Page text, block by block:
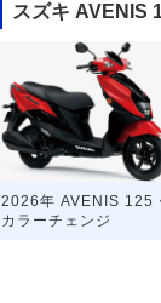
スズキ AVENIS
2026年 AVENIS 125・
カラーチェンジ